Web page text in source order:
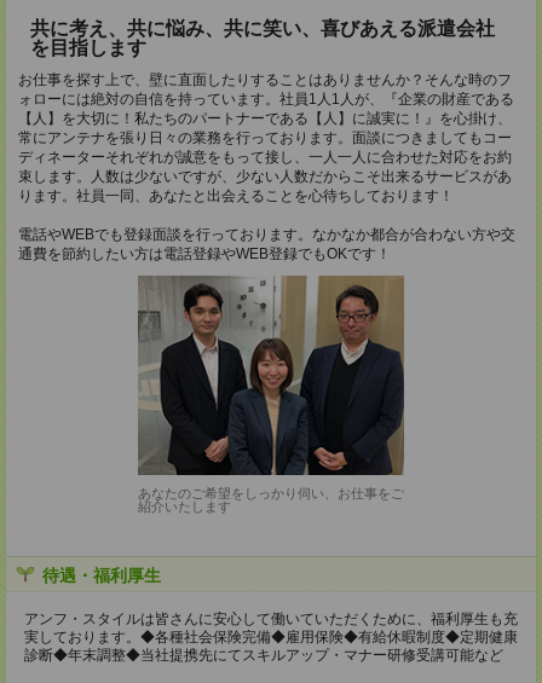
共に考え、共に悩み、共に笑い、喜びあえる派遣会社
を目指します
お仕事を探す上で、壁に直面したりすることはありませんか？そんな時のフ
ォローには絶対の自信を持っています。社員1人1人が、『企業の財産である
【人】を大切に！私たちのパートナーである【人】に誠実に！』を心掛け、
常にアンテナを張り日々の業務を行っております。面談につきましてもコー
ディネーターそれぞれが誠意をもって接し、一人一人に合わせた対応をお約
束します。人数は少ないですが、少ない人数だからこそ出来るサービスがあ
ります。社員一同、あなたと出会えることを心待ちしております！
電話やWEBでも登録面談を行っております。なかなか都合が合わない方や交
通費を節約したい方は電話登録やWEB登録でもOKです！
あなたのご希望をしっかり伺い、お仕事をご
紹介いたします
待遇・福利厚生
アンフ・スタイルは皆さんに安心して働いていただくために、福利厚生も充
実しております。◆各種社会保険完備◆雇用保険◆有給休暇制度◆定期健康
診断◆年末調整◆当社提携先にてスキルアップ・マナー研修受講可能など